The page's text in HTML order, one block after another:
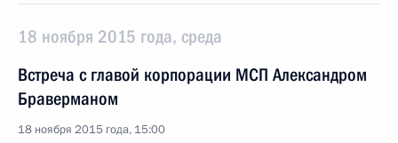
18 ноября 2015 года, среда
Встреча с главой корпорации МСП Александром
Браверманом
18 ноября 2015 года, 15:00